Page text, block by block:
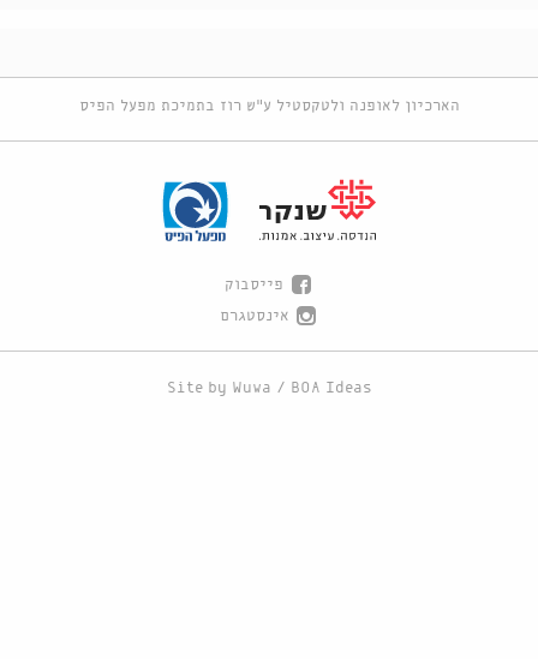
הארכיון לאופנה ולטקסטיל ע"ש רוז בתמיכת מפעל הפיס
פייסבוק
אינסטגרם
Site by Wuwa / BOA Ideas